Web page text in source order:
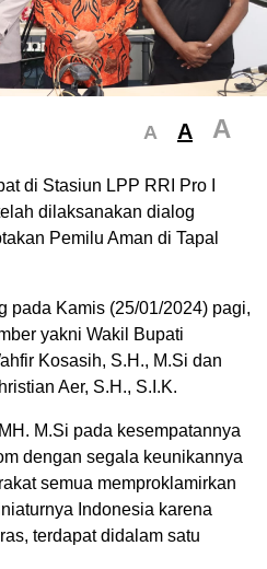
A A A
di Stasiun LPP RRI Pro I
dilaksanakan dialog
Pemilu Aman di Tapal
pada Kamis (25/01/2024) pagi,
yakni Wakil Bupati
Kosasih, S.H., M.Si dan
Aer, S.H., S.I.K.
M.Si pada kesempatannya
dengan segala keunikannya
semua memproklamirkan
Indonesia karena
terdapat didalam satu